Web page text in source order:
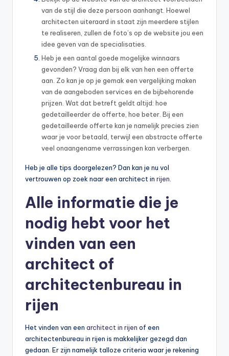
van de stijl die deze persoon aanhangt. Hoewel
architecten uiteraard in staat zijn meerdere stijlen
te realiseren, zullen de foto’s op de website jou een
idee geven van de specialisaties.
Heb je een aantal goede mogelijke winnaars
gevonden? Vraag dan bij elk van hen een offerte
aan. Zo kan je op je gemak een vergelijking maken
van de aangeboden services en de bijbehorende
prijzen. Wat dat betreft geldt altijd: hoe
gedetailleerder de offerte, hoe beter. Bij een
gedetailleerde offerte kan je namelijk precies zien
waar je voor betaald, terwijl een abstracte offerte
veel onaangename verrassingen kan verbergen.
Heb je alle tips doorgelezen? Dan kan je nu vol
vertrouwen op zoek naar een architect in rijen
Alle informatie die je
nodig hebt voor het
vinden van een
architect of
architectenbureau in
rijen
Het vinden van een architect in rijen of een
architectenbureau in rijen is makkelijker gezegd dan
gedaan. Er zijn namelijk talloze criteria waar je rekening